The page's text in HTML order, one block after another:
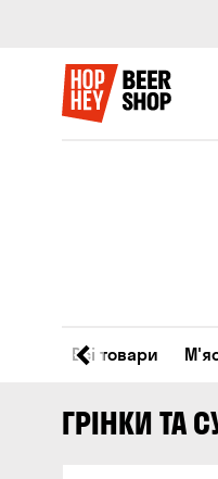
Всі товари
ГРІНКИ ТА